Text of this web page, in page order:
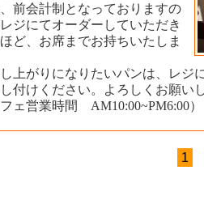
前会計制となっておりますの
ジにてオーダーしていただき
ど、お席までお持ちいたしま
上がりになりたいパンは、レジ
付けください。よろしくお願い
フェ営業時間 AM10:00~PM6:00）
1